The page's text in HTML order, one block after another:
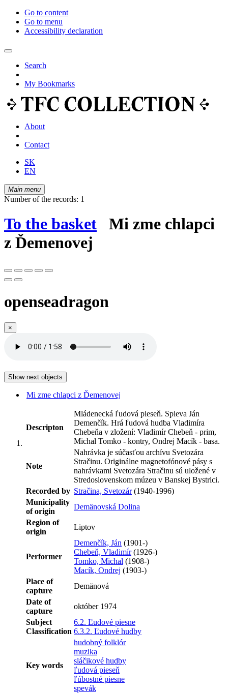
Go to content
Go to menu
Accessibility declaration
Search
My Bookmarks
About
Contact
SK
EN
Main menu
Number of the records: 1
To the basket Mi zme chlapci
z Ďemenovej
openseadragon
×
Show next objects
Mi zme chlapci z Ďemenovej
Descripton
Mládenecká ľudová pieseň. Spieva Ján
Demenčík. Hrá ľudová hudba Vladimíra
Chebeňa v zložení: Vladimír Chebeň - prim,
Michal Tomko - kontry, Ondrej Macík - basa.
Note
Nahrávka je súčasťou archívu Svetozára
Stračinu. Originálne magnetofónové pásy s
nahrávkami Svetozára Stračinu sú uložené v
Stredoslovenskom múzeu v Banskej Bystrici.
Recorded by Stračina, Svetozár(1940-1996)
Municipality
of origin
Demänovská Dolina
Region of
origin
Liptov
Performer
Demenčík, Ján (1901-)
Chebeň, Vladimír(1926-)
Tomko, Michal (1908-)
Macík, Ondrej (1903-)
Place of
capture
Demänová
Date of
capture
október 1974
Subject
Classification
6.2. Ľudové piesne
6.3.2. Ľudové hudby
Key words
hudobný folklór
muzika
sláčikové hudby
ľudová pieseň
ľúbostné piesne
spevák